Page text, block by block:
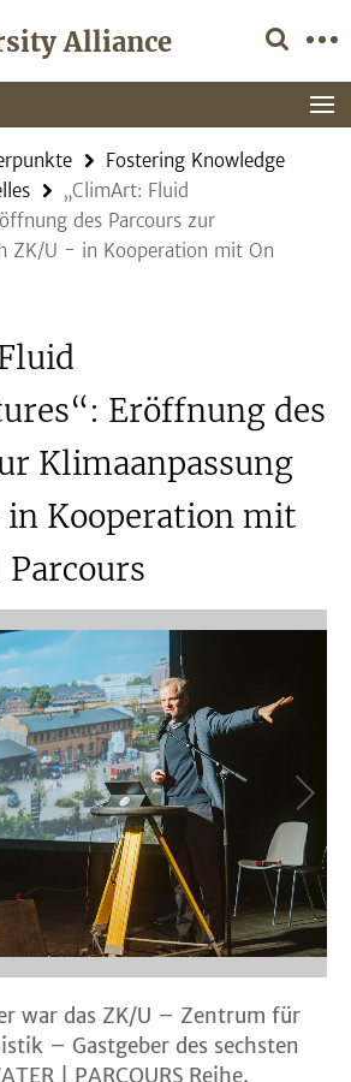
Alliance
Fostering Knowledge
„ClimArt: Fluid
des Parcours zur
ZK/U - in Kooperation mit On
Eröffnung des
Klimaanpassung
Kooperation mit
war das ZK/U – Zentrum für
– Gastgeber des sechsten
| PARCOURS Reihe.